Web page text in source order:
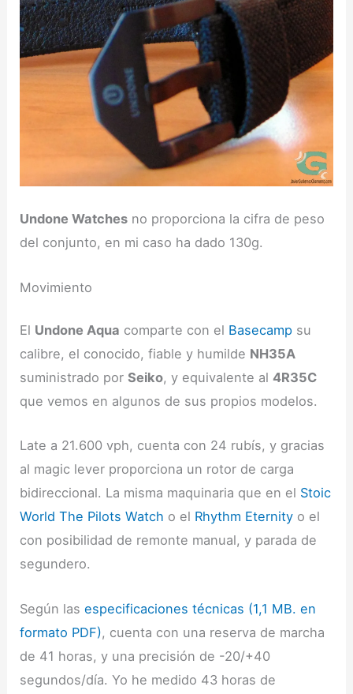
Undone Watches no proporciona la cifra de peso
del conjunto, en mi caso ha dado 130g.
Movimiento
El Undone Aqua comparte con el Basecamp su
calibre, el conocido, fiable y humilde NH35A
suministrado porSeiko, y equivalente al4R35C
que vemos en algunos de sus propios modelos.
Late a 21.600 vph, cuenta con 24 rubís, y gracias
al magic lever proporciona un rotor de carga
bidireccional. La misma maquinaria que en el Stoic
World The Pilots Watch o el Rhythm Eternity o el
con posibilidad de remonte manual, y parada de
segundero.
Según lasespecificaciones técnicas (1,1 MB. en
formato PDF), cuenta con una reserva de marcha
de 41 horas, y una precisión de -20/+40
segundos/día. Yo he medido 43 horas de